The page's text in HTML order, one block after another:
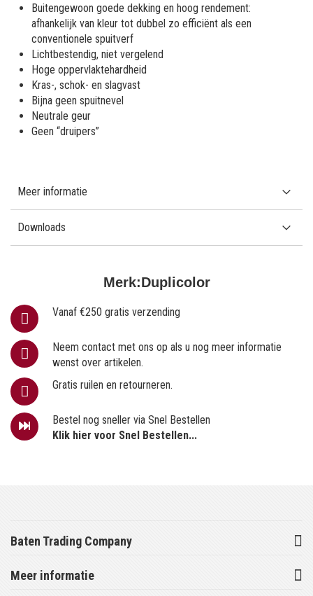
Merk:Duplicolor
Vanaf €250 gratis verzending
Neem contact met ons op als u nog meer informatie
wenst over artikelen.
Gratis ruilen en retourneren.
Bestel nog sneller via Snel Bestellen
Klik hier voor Snel Bestellen...
Buitengewoon goede dekking en hoog rendement:
afhankelijk van kleur tot dubbel zo efficiënt als een
conventionele spuitverf
Lichtbestendig, niet vergelend
Hoge oppervlaktehardheid
Kras-, schok- en slagvast
Bijna geen spuitnevel
Neutrale geur
Geen “druipers”
Meer informatie
Downloads
Baten Trading Company
Meer informatie